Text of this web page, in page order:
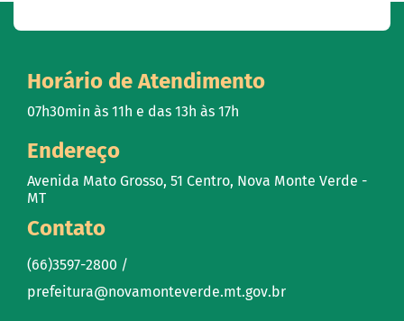
Horário de Atendimento
07h30min às 11h e das 13h às 17h
Endereço
Avenida Mato Grosso, 51 Centro, Nova Monte Verde -
MT
Contato
(66)3597-2800 /
prefeitura@novamonteverde.mt.gov.br